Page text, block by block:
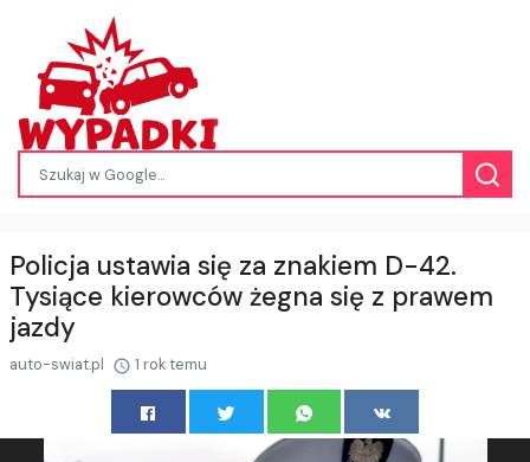
Policja ustawia się za znakiem D-42.
Tysiące kierowców żegna się z prawem
jazdy
auto-swiat.pl 1 rok temu